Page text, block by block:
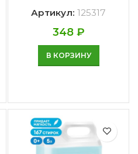
Артикул: 125317
348 ₽
В КОРЗИНУ